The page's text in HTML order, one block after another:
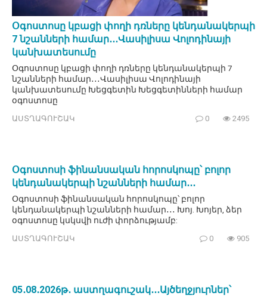
Օգոստոսը կբացի փողի դռները կենդանակերպի
7 նշանների համար․․․Վասիլիսա Վոլոդինայի
կանխատեսումը
Օգոստոսը կբացի փողի դռները կենդանակերպի 7
նշանների համար․․․Վասիլիսա Վոլոդինայի
կանխատեսումը Խեցգետին Խեցգետինների համար
օգոստոսը
ԱՍՏՂԱԳՈՒՇԱԿ 0 2495
Օգոստոսի ֆինանսական հորոսկոպը՝ բոլոր
կենդանակերպի նշանների համար․․․
Օգոստոսի ֆինանսական հորոսկոպը՝ բոլոր
կենդանակերպի նշանների համար․․․ Խոյ. Խոյեր, ձեր
օգոստոսը կսկսվի ուժի փորձությամբ:
ԱՍՏՂԱԳՈՒՇԱԿ 0 905
05․08․2026թ․ աստղագուշակ․․․Այծեղջյուրներ՝